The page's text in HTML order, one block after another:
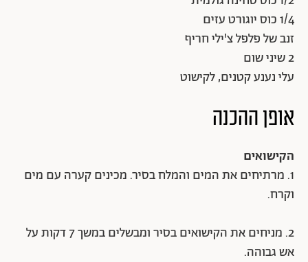
1/4 כוס יוגורט עזים
זנב של פלפל צ'ילי חריף
2 שיני שום
עלי נענע קטנים, לקישוט
אופן ההכנה
הקישואים
1. מרתיחים את המים והמלח בסיר. מכינים קערה עם מים
וקרח.
2. מניחים את הקישואים בסיר ומבשלים במשך 7 דקות על
אש גבוהה.